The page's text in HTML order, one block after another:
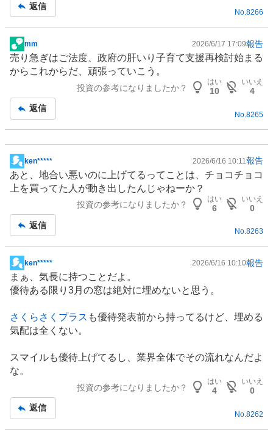
事
返信
No.8266
掲
示
板
mm 2026/6/17 17:09報告
売り急ぎはご法度、政府の肝いり 子育て支援再検討始まる
からこれからだ、頑張っていこう。
投資の参考になりましたか？
はい
10
いいえ
4
返信
No. 8265
掲
示
板
ken***** 2026/6/16 10:11 報告
あと、地合い悪いのに上げてるってことは、チョコチョコ
上を買ってた人が動き出したんじゃねーか？
投資の参考になりましたか？
はい
6
いいえ
0
返信
No.8263
掲
示
板
事
ken***** 2026/6/16 10:10報告
まぁ、気長に持つことだよ。
優待ある限り3月の窓は絶対に埋めないと思う。
さくらさくプラス も優待発表前から持ってるけど、埋める
気配は全くない。
スマイルも優待上げてるし、業界全体でその流れなんだよ
な。
投資の参考になりましたか？
はい
4
いいえ
0
返信
No. 8262